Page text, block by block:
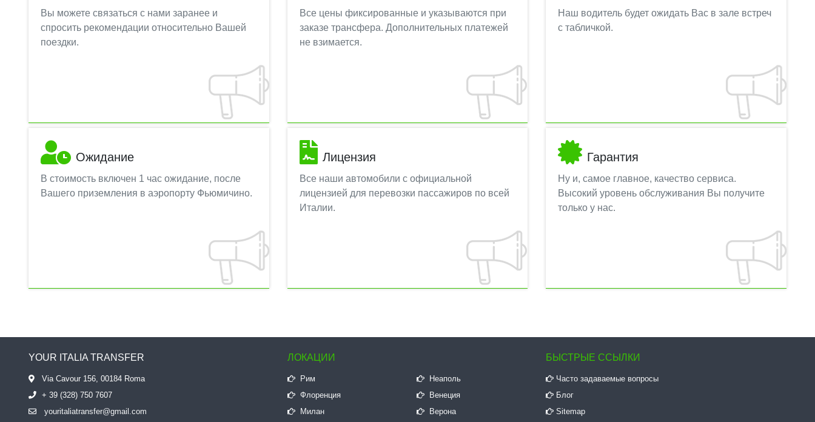
Вы можете связаться с нами заранее и
спросить рекомендации относительно Вашей
поездки.
Все цены фиксированные и указываются при
заказе трансфера. Дополнительных платежей
не взимается.
Наш водитель будет ожидать Вас в зале встреч
с табличкой.
Ожидание
В стоимость включен 1 час ожидание, после
Вашего приземления в аэропорту Фьюмичино.
Лицензия
Все наши автомобили с официальной
лицензией для перевозки пассажиров по всей
Италии.
Гарантия
Ну и, самое главное, качество сервиса.
Высокий уровень обслуживания Вы получите
только у нас.
YOUR ITALIA TRANSFER
Via Cavour 156, 00184 Roma
+ 39 (328) 750 7607
youritaliatransfer@gmail.com
ЛОКАЦИИ
Рим
Неаполь
Флоренция
Венеция
Милан
Верона
БЫСТРЫЕ ССЫЛКИ
Часто задаваемые вопросы
Блог
Sitemap